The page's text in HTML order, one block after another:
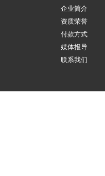
企业简介
资质荣誉
付款方式
媒体报导
联系我们